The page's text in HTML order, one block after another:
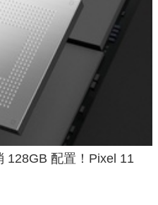
128GB 配置！Pixel 11